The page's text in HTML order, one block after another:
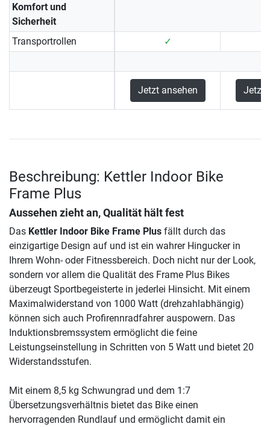
Komfort und
Sicherheit
Transportrollen
✓
Jetzt ansehen Jetzt
Beschreibung: Kettler Indoor Bike
Frame Plus
Aussehen zieht an, Qualität hält fest
Das Kettler Indoor Bike Frame Plus fällt durch das
einzigartige Design auf und ist ein wahrer Hingucker in
Ihrem Wohn- oder Fitnessbereich. Doch nicht nur der Look,
sondern vor allem die Qualität des Frame Plus Bikes
überzeugt Sportbegeisterte in jederlei Hinsicht. Mit einem
Maximalwiderstand von 1000 Watt (drehzahlabhängig)
können sich auch Profirennradfahrer auspowern. Das
Induktionsbremssystem ermöglicht die feine
Leistungseinstellung in Schritten von 5 Watt und bietet 20
Widerstandsstufen.
Mit einem 8,5 kg Schwungrad und dem 1:7
Übersetzungsverhältnis bietet das Bike einen
hervorragenden Rundlauf und ermöglicht damit ein